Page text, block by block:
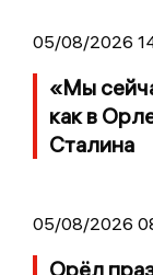
05/08/2026
«Мы
как в
Сталина
05/08/2026
Орёл